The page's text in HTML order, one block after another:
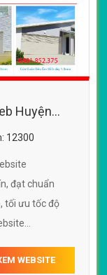
Huyện
12300
đạt chuẩn
tối ưu tốc độ
WEBSITE